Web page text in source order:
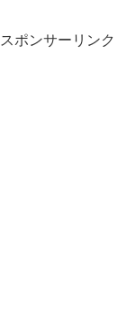
スポンサーリンク